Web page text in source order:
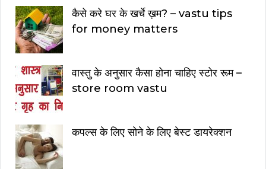
कैसे करे घर के खर्चे ख़म? – vastu tips
for money matters
वास्तु के अनुसार कैसा होना चाहिए स्टोर रूम –
store room vastu
कपल्स के लिए सोने के लिए बेस्ट डायरेक्शन